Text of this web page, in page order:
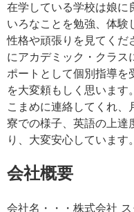
在学している学校は娘に
いろなことを勉強、体験
性格や頑張りを見てくだ
にアカデミック・クラス
ポートとして個別指導を
を大変頼もしく思いま
こまめに連絡してくれ、
寮での様子、英語の上達
り、大変安心しています。
会社概要
会社名・・・株式会社